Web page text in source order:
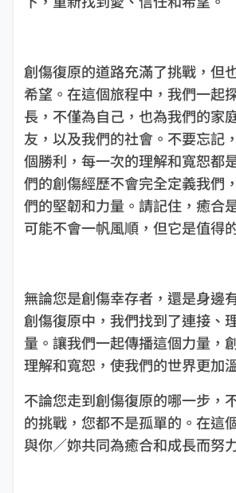
創傷復原的道路充滿了挑戰，但
希望。在這個旅程中，我們一起
長，不僅為自己，也為我們的家
友，以及我們的社會。不要忘記
個勝利，每一次的理解和寬恕都
們的創傷經歷不會完全定義我們
們的堅韌和力量。請記住，癒合
可能不會一帆風順，但它是值得
無論您是創傷幸存者，還是身邊
創傷復原中，我們找到了連接、
量。讓我們一起傳播這個力量，
理解和寬恕，使我們的世界更加
不論您走到創傷復原的哪一步，
的挑戰，您都不是孤單的。在這
與你／妳共同為癒合和成長而努